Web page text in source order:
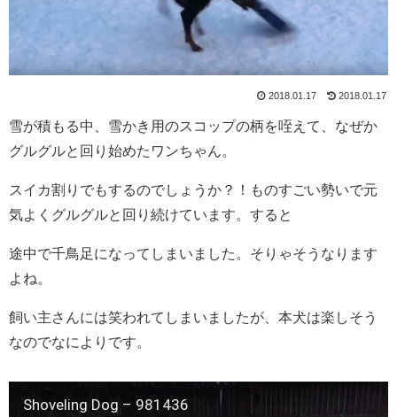
2018.01.17 2018.01.17
雪が積もる中、雪かき用のスコップの柄を咥えて、なぜか
グルグルと回り始めたワンちゃん。
スイカ割りでもするのでしょうか？！ものすごい勢いで元
気よくグルグルと回り続けています。すると
途中で千鳥足になってしまいました。そりゃそうなります
よね。
飼い主さんには笑われてしまいましたが、本犬は楽しそう
なのでなによりです。
Shoveling Dog – 981436